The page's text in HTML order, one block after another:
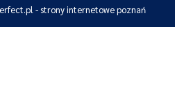
- strony internetowe poznań